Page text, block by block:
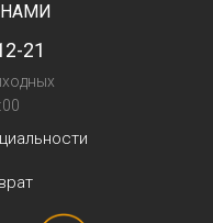
НАМИ
21